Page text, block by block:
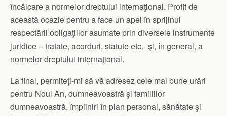
încălcare a normelor dreptului internaţional. Profit de
această ocazie pentru a face un apel în sprijinul
respectării obligaţiilor asumate prin diversele instrumente
juridice – tratate, acorduri, statute etc.- şi, în general, a
normelor dreptului internaţional.
La final, permiteţi-mi să vă adresez cele mai bune urări
pentru Noul An, dumneavoastră şi familiilor
dumneavoastră, împliniri în plan personal, sănătate şi